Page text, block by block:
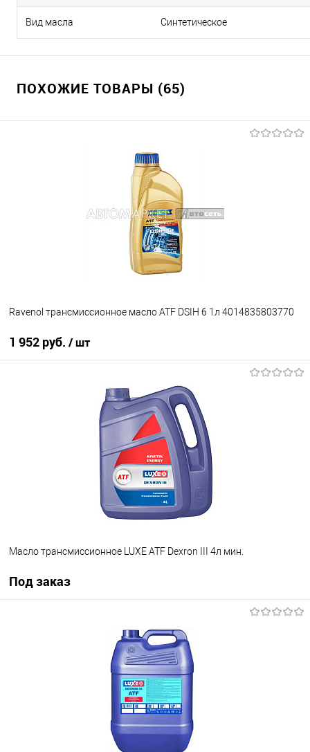
Вид масла Синтетическое
ПОХОЖИЕ ТОВАРЫ (65)
Ravenol трансмиссионное масло ATF DSIH 6 1л 4014835803770
1 952 руб. / шт
В наличии
Масло трансмиссионное LUXE ATF Dexron III 4л мин.
Под заказ
Под заказ